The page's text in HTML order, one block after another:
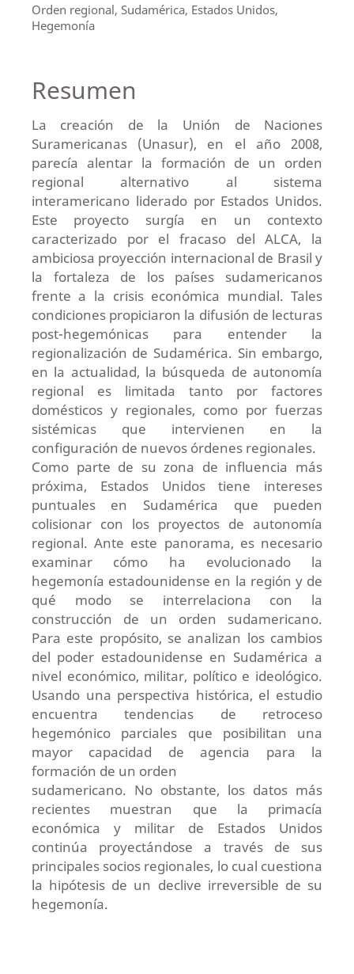
Orden regional, Sudamérica, Estados Unidos,
Hegemonía
Resumen
La creación de la Unión de Naciones
Suramericanas (Unasur), en el año 2008,
parecía alentar la formación de un orden
regional alternativo al sistema
interamericano liderado por Estados Unidos.
Este proyecto surgía en un contexto
caracterizado por el fracaso del ALCA, la
ambiciosa proyección internacional de Brasil y
la fortaleza de los países sudamericanos
frente a la crisis económica mundial. Tales
condiciones propiciaron la difusión de lecturas
post-hegemónicas para entender la
regionalización de Sudamérica. Sin embargo,
en la actualidad, la búsqueda de autonomía
regional es limitada tanto por factores
domésticos y regionales, como por fuerzas
sistémicas que intervienen en la
configuración de nuevos órdenes regionales.
Como parte de su zona de influencia más
próxima, Estados Unidos tiene intereses
puntuales en Sudamérica que pueden
colisionar con los proyectos de autonomía
regional. Ante este panorama, es necesario
examinar cómo ha evolucionado la
hegemonía estadounidense en la región y de
qué modo se interrelaciona con la
construcción de un orden sudamericano.
Para este propósito, se analizan los cambios
del poder estadounidense en Sudamérica a
nivel económico, militar, político e ideológico.
Usando una perspectiva histórica, el estudio
encuentra tendencias de retroceso
hegemónico parciales que posibilitan una
mayor capacidad de agencia para la
formación de un orden
sudamericano. No obstante, los datos más
recientes muestran que la primacía
económica y militar de Estados Unidos
continúa proyectándose a través de sus
principales socios regionales, lo cual cuestiona
la hipótesis de un declive irreversible de su
hegemonía.